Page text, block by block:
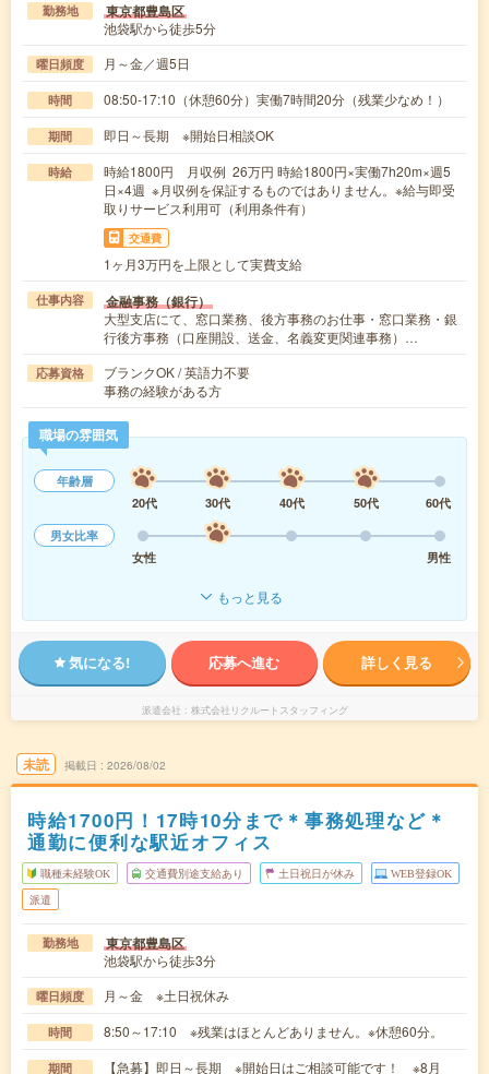
勤務地 東京都豊島区
池袋駅から徒歩5分
曜日頻度 月～金／週5日
時間 08:50-17:10（休憩60分）実働7時間20分（残業少なめ！）
期間 即日～長期 ※開始日相談OK
時給
時給1800円 月収例 26万円 時給1800円×実働7h20m×週5
日×4週 ※月収例を保証するものではありません。※給与即受
取りサービス利用可（利用条件有）
交通費
1ヶ月3万円を上限として実費支給
仕事内容 金融事務（銀行）
大型支店にて、窓口業務、後方事務のお仕事・窓口業務・銀
行後方事務（口座開設、送金、名義変更関連事務）…
応募資格
ブランクOK / 英語力不要
事務の経験がある方
職場の雰囲気
年齢層
20代
30代 40代 50代
60代
男女比率
女性
男性
もっと見る
気になる! 応募へ進む 詳しく見る
派遣会社 株式会社リクルートスタッフィング
未読 掲載日 2026/08/02
時給1700円！17時10分まで＊事務処理など＊
通勤に便利な駅近オフィス
職種未経験OK 交通費別途支給あり 土日祝日が休み WEB登録OK
派遣
勤務地 東京都豊島区
池袋駅から徒歩3分
曜日頻度 月～金 ※土日祝休み
時間 8:50～17:10 ※残業はほとんどありません。※休憩60分。
期間 【急募】即日～長期 ※開始日はご相談可能です！ ※8月